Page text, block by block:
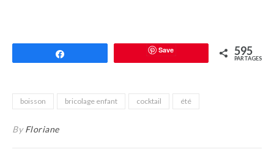
Save 595
PARTAGES
boisson bricolage enfant cocktail été
ByFloriane